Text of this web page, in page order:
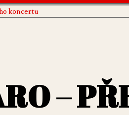
koncertu
–